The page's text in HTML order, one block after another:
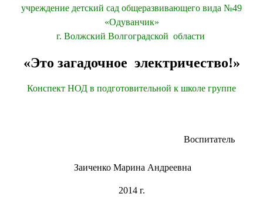
учреждение детский сад общеразвивающего вида №49
«Одуванчик»
г. Волжский Волгоградской области
«Это загадочное электричество!»
Конспект НОД в подготовительной к школе группе
Воспитатель
Заиченко Марина Андреевна
2014 г.